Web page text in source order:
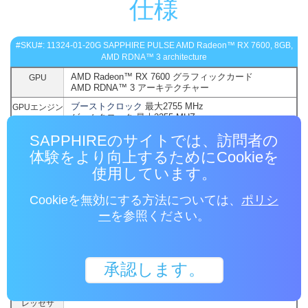
SAPPHIREのサイトでは、訪問者の
体験をより向上するためにCookieを
使用しています。
Cookieを無効にする方法については、 ポリシ
ーを参照ください。
承認します。
仕様
#SKU#: 11324-01-20G SAPPHIRE PULSE AMD Radeon™ RX 7600, 8GB,
AMD RDNA™ 3 architecture
GPU
AMD Radeon™ RX 7600 グラフィックカード
AMD RDNA™ 3 アーキテクチャー
GPUエンジン
ブーストクロック 最大2755 MHz
ゲームクロック 最大2355 MHZ
ブーストクロック周波数とは、バースト性のある作業
負荷を実行しているGPUで達成可能な最大周波数を指
しています。 ブーストクロックの達成可能性、周波
数、および持続可能性は、いくつかの要因に応じて異
なります。要因には、熱条件およびアプリケーション
と作業負荷の相違が含まれますが、これらに限定され
るものではありません。
設定されます。実際の個々のゲームクロックの結果は
異なる場合があります。
レッセサ